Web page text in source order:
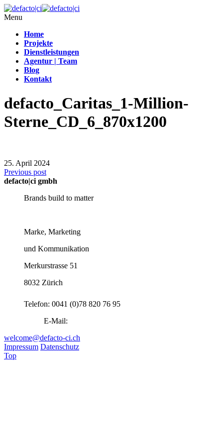
Menu
Home
Projekte
Dienstleistungen
Agentur | Team
Blog
Kontakt
defacto_Caritas_1-Million-
Sterne_CD_6_870x1200
25. April 2024
Previous post
defacto|ci gmbh
Brands build to matter
Marke, Marketing
und Kommunikation
Merkurstrasse 51
8032 Zürich
Telefon: 0041 (0)78 820 76 95
E-Mail:
welcome@defacto-ci.ch
Impressum Datenschutz
Top